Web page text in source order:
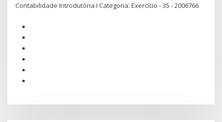
Contabilidade Introdutória I Categoria: Exercício - 35 - 2006766